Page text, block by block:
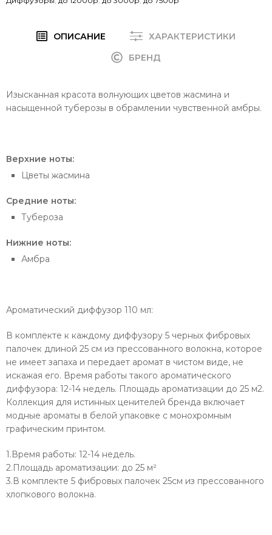
ОПИСАНИЕ
ХАРАКТЕРИСТИКИ
БРЕНД
Изысканная красота волнующих цветов жасмина и
насыщенной туберозы в обрамлении чувственной амбры.
Верхние ноты:
Цветы жасмина
Средние ноты:
Тубероза
Нижние ноты:
Амбра
Ароматический диффузор 110 мл:
В комплекте к каждому диффузору 5 черных фибровых
палочек длиной 25 см из прессованного волокна, которое
не имеет запаха и передает аромат в чистом виде, не
искажая его. Время работы такого ароматического
диффузора: 12-14 недель. Площадь ароматизации до 25 м2.
Коллекция для истинных ценителей бренда включает
модные ароматы в белой упаковке с монохромным
графическим принтом.
1.Время работы: 12-14 недель.
2.Площадь ароматизации: до 25 м²
3.В комплекте 5 фибровых палочек 25см из прессованного
хлопкового волокна.